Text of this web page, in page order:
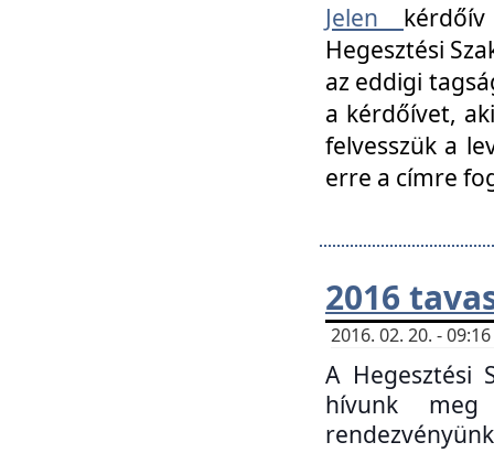
Jelen
Hegesztési
az eddigi
a kérdőívet,
felvesszük a
erre a címre
2016
2016. 02. 20. -
A Hegesztési
hívunk